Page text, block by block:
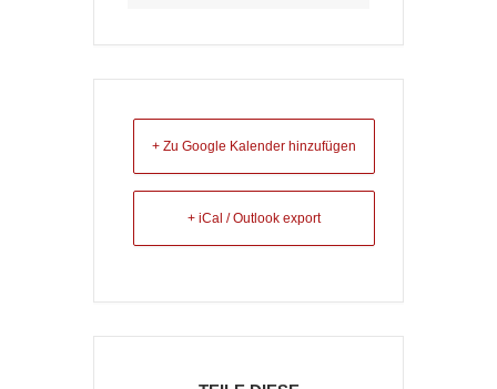
+ Zu Google Kalender hinzufügen
+ iCal / Outlook export